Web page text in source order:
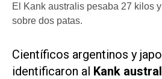
El Kank australis pesaba 27 kilos
sobre dos patas.
Científicos argentinos y
identificaron al Kank